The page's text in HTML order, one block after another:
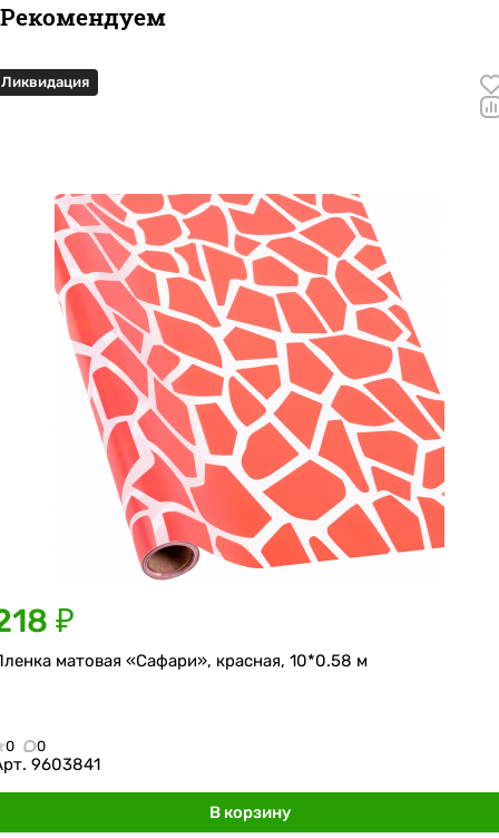
Рекомендуем
Ликвидация
₽
матовая «Сафари», красная, 10*0.58 м
0 0
9603841
В корзину